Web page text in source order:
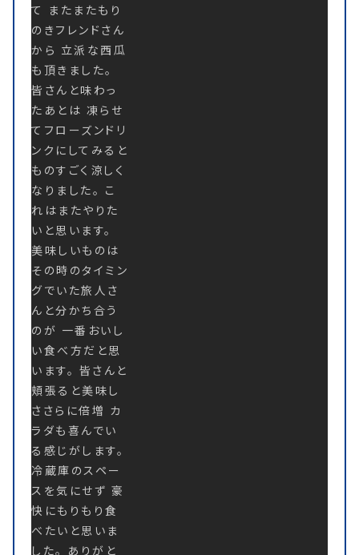
て またまたもり
のきフレンドさん
から 立派な西瓜
も頂きました。
皆さんと味わっ
たあとは 凍らせ
てフローズンドリ
ンクにしてみると
ものすごく涼しく
なりました。 こ
れはまたやりた
いと思います。
美味しいものは
その時のタイミン
グでいた旅人さ
んと分かち合う
のが 一番おいし
い食べ方だと思
います。 皆さんと
頬張ると美味し
ささらに倍増 カ
ラダも喜んでい
る感じがします。
冷蔵庫のスペー
スを気にせず 豪
快にもりもり食
べたいと思いま
した。 ありがと